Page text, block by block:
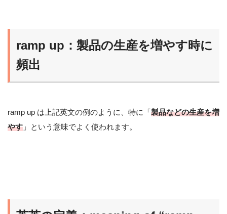
ramp up：製品の生産を増やす時に
頻出
ramp up は上記英文の例のように、特に「製品などの生産を増
やす 」という意味でよく使われます。